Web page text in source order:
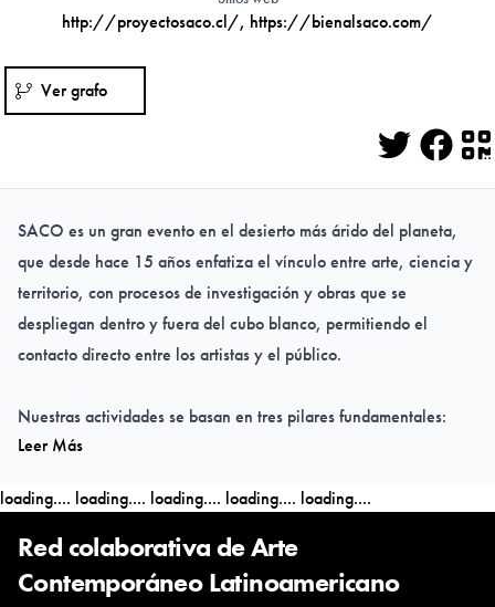
http://proyectosaco.cl/, https://bienalsaco.com/
Ver grafo
Twitter
SACO es un gran evento en el desierto más árido del planeta,
que desde hace 15 años enfatiza el vínculo entre arte, ciencia y
territorio, con procesos de investigación y obras que se
despliegan dentro y fuera del cubo blanco, permitiendo el
contacto directo entre los artistas y el público.
Nuestras actividades se basan en tres pilares fundamentales:
museo sin museo
expositivos;escuela sin escuela, un amplio programa de
educación artística no formal que prioriza a niños y jóvenes; y
territorio
donde se desarrollan residencias artísticas e
investigaciones transdisciplinarias.
Leer Más
loading.... loading.... loading.... loading.... loading....
Red colaborativa de Arte
Contemporáneo Latinoamericano